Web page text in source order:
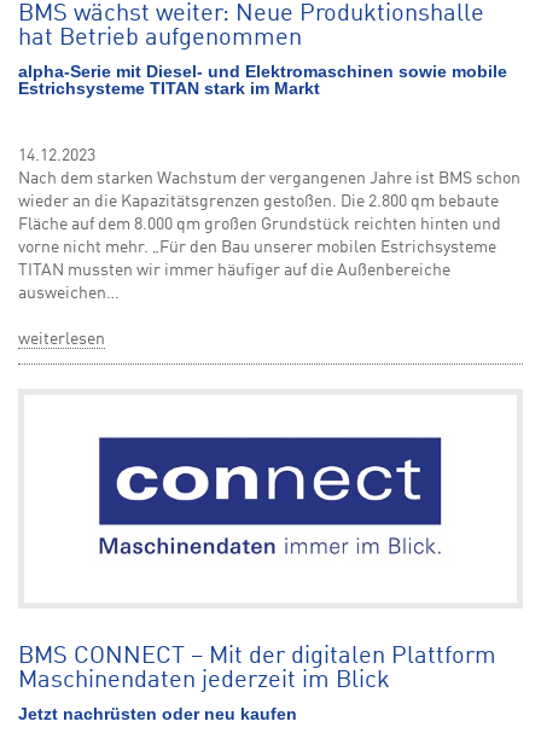
BMS wächst weiter: Neue Produktionshalle
hat Betrieb aufgenommen
alpha-Serie mit Diesel- und Elektromaschinen sowie mobile
Estrichsysteme TITAN stark im Markt
14.12.2023
Nach dem starken Wachstum der vergangenen Jahre ist BMS schon
wieder an die Kapazitätsgrenzen gestoßen. Die 2.800 qm bebaute
Fläche auf dem 8.000 qm großen Grundstück reichten hinten und
vorne nicht mehr. „Für den Bau unserer mobilen Estrichsysteme
TITAN mussten wir immer häufiger auf die Außenbereiche
ausweichen…
weiterlesen
BMS CONNECT – Mit der digitalen Plattform
Maschinendaten jederzeit im Blick
Jetzt nachrüsten oder neu kaufen